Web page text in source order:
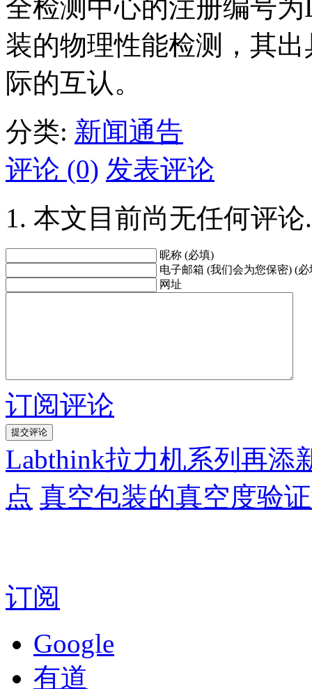
全检测中心的注册编号
装的物理性能检测，其
际的互认。
分类: 新闻通告
评论 (0) 发表评论
本文目前尚无任何评论.
昵称 (必填)
电子邮箱 (我们会为您保密) (必
网址
订阅评论
Labthink拉力机系列再添
点 真空包装的真空度验
订阅
Google
有道